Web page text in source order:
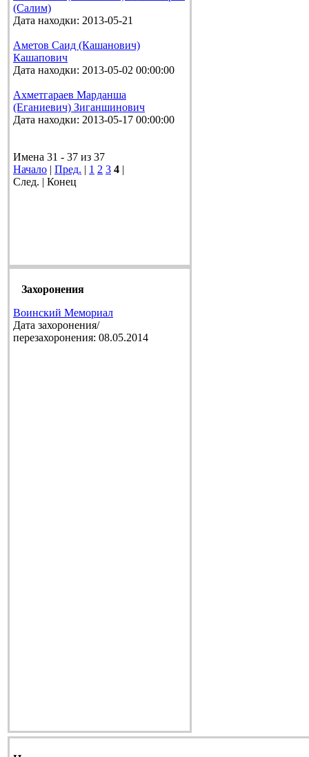
(Салим)
Дата находки: 2013-05-21
Аметов Саид (Кашанович)
Кашапович
Дата находки: 2013-05-02 00:00:00
Ахметгараев Марданша
(Еганиевич) Зиганшинович
Дата находки: 2013-05-17 00:00:00
Имена 31 - 37 из 37
Начало | Пред. | 1 2 3 4 |
След. | Конец
Захоронения
Воинский Мемориал
Дата захоронения/
перезахоронения: 08.05.2014